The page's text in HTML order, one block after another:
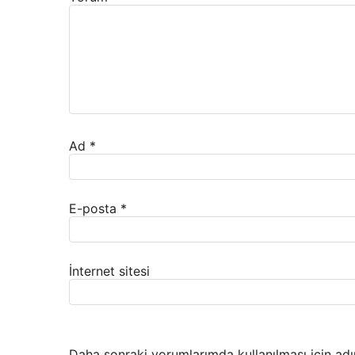
Ad *
E-posta *
İnternet sitesi